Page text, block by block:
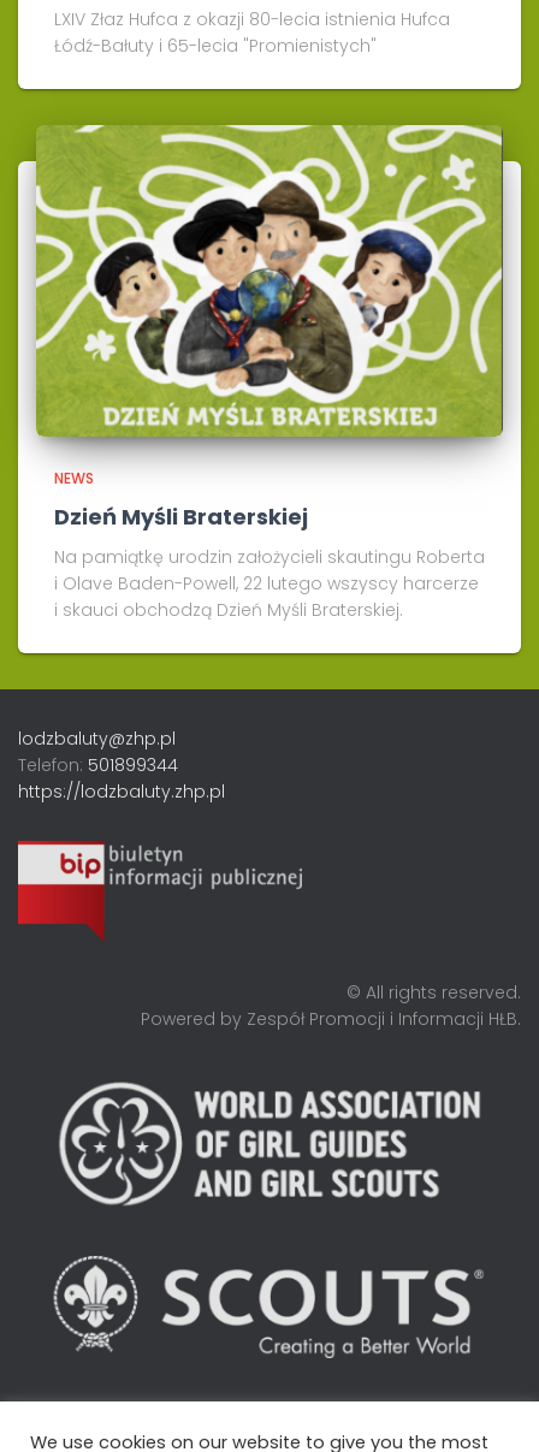
LXIV Złaz Hufca z okazji 80-lecia istnienia Hufca
Łódź-Bałuty i 65-lecia "Promienistych"
NEWS
Dzień Myśli Braterskiej
Na pamiątkę urodzin założycieli skautingu Roberta
i Olave Baden-Powell, 22 lutego wszyscy harcerze
i skauci obchodzą Dzień Myśli Braterskiej.
lodzbaluty@zhp.pl
Telefon: 501899344
https://lodzbaluty.zhp.pl
© All rights reserved.
Powered by Zespół Promocji i Informacji HŁB.
We use cookies on our website to give you the most